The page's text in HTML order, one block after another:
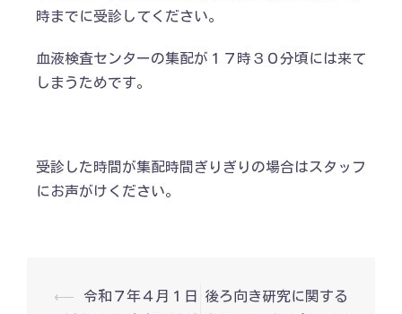
時までに受診してください。
血液検査センターの集配が１７時３０分頃には来て
しまうためです。
受診した時間が集配時間ぎりぎりの場合はスタッフ
にお声がけください。
投
⟵
令和７年４月１日
後ろ向き研究に関する